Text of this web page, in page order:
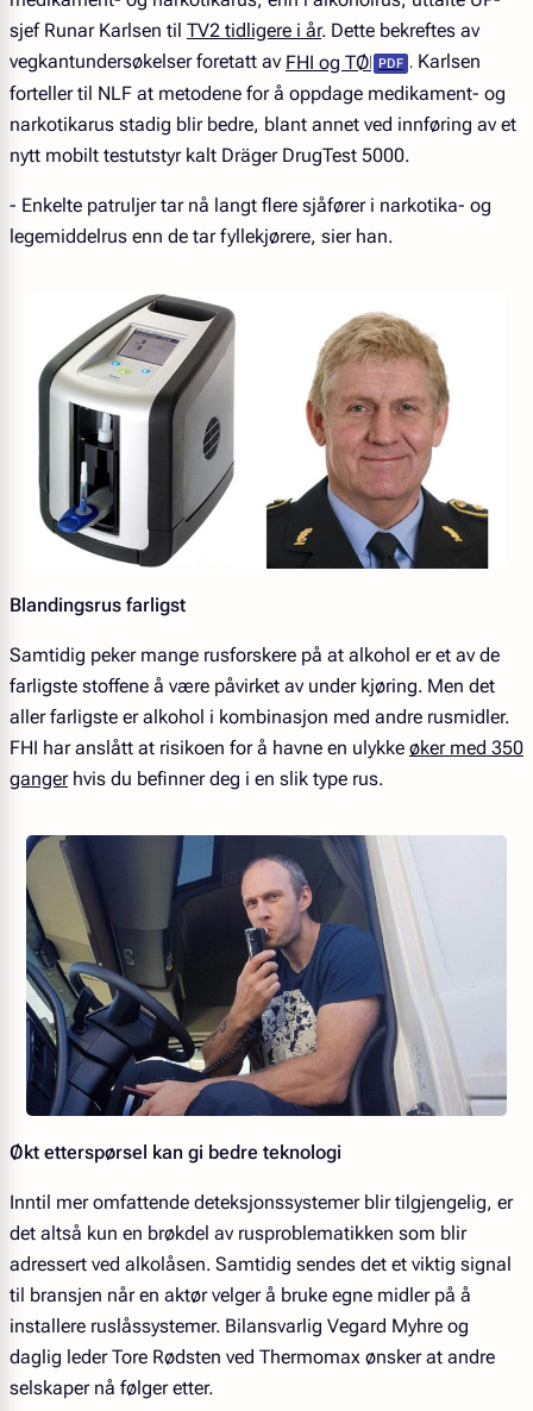
sjef Runar Karlsen til TV2 tidligere i år. Dette bekreftes av
vegkantundersøkelser foretatt av FHI og TØI
. Karlsen
forteller til NLF at metodene for å oppdage medikament- og
narkotikarus stadig blir bedre, blant annet ved innføring av et
nytt mobilt testutstyr kalt Dräger DrugTest 5000.
- Enkelte patruljer tar nå langt flere sjåfører i narkotika- og
legemiddelrus enn de tar fyllekjørere, sier han.
Blandingsrus farligst
Samtidig peker mange rusforskere på at alkohol er et av de
farligste stoffene å være påvirket av under kjøring. Men det
aller farligste er alkohol i kombinasjon med andre rusmidler.
FHI har anslått at risikoen for å havne en ulykke øker med 350
gangerhvis du befinner deg i en slik type rus.
Økt etterspørsel kan gi bedre teknologi
Inntil mer omfattende deteksjonssystemer blir tilgjengelig, er
det altså kun en brøkdel av rusproblematikken som blir
adressert ved alkolåsen. Samtidig sendes det et viktig signal
til bransjen når en aktør velger å bruke egne midler på å
installere ruslåssystemer. Bilansvarlig Vegard Myhre og
daglig leder Tore Rødsten ved Thermomax ønsker at andre
selskaper nå følger etter.